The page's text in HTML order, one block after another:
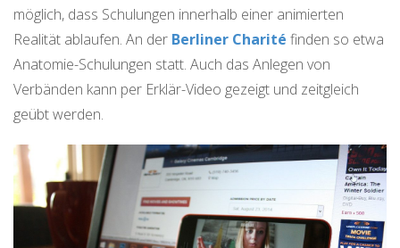
möglich, dass Schulungen innerhalb einer animierten
Realität ablaufen. An der Berliner Charité finden so etwa
Anatomie-Schulungen statt. Auch das Anlegen von
Verbänden kann per Erklär-Video gezeigt und zeitgleich
geübt werden.